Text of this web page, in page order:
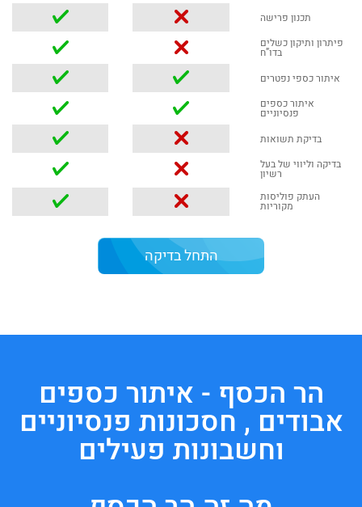
תכנון פרישה
פיתרון ותיקון כשלים
בדו”ח
איתור כספי נפטרים
איתור כספים
פנסיוניים
בדיקת תשואות
בדיקה וליווי של בעל
רשיון
העתק פוליסות
מקוריות
התחל בדיקה
הר הכסף - איתור כספים
אבודים , חסכונות פנסיוניים
וחשבונות פעילים